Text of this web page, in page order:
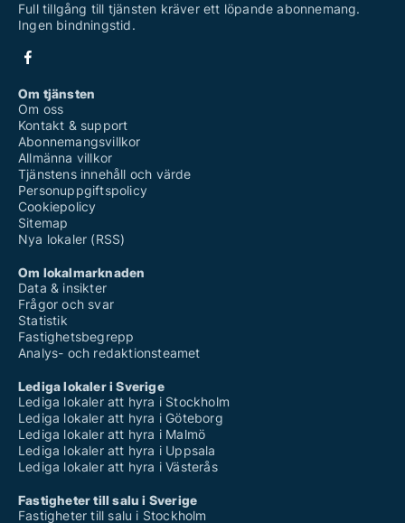
Full tillgång till tjänsten kräver ett löpande abonnemang.
Ingen bindningstid.
Om tjänsten
Om oss
Kontakt & support
Abonnemangsvillkor
Allmänna villkor
Tjänstens innehåll och värde
Personuppgiftspolicy
Cookiepolicy
Sitemap
Nya lokaler (RSS)
Om lokalmarknaden
Data & insikter
Frågor och svar
Statistik
Fastighetsbegrepp
Analys- och redaktionsteamet
Lediga lokaler i Sverige
Lediga lokaler att hyra i Stockholm
Lediga lokaler att hyra i Göteborg
Lediga lokaler att hyra i Malmö
Lediga lokaler att hyra i Uppsala
Lediga lokaler att hyra i Västerås
Fastigheter till salu i Sverige
Fastigheter till salu i Stockholm